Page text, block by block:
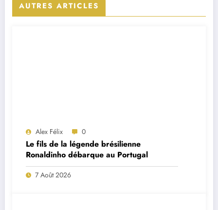
AUTRES ARTICLES
Alex Félix 0
Le fils de la légende brésilienne
Ronaldinho débarque au Portugal
7 Août 2026